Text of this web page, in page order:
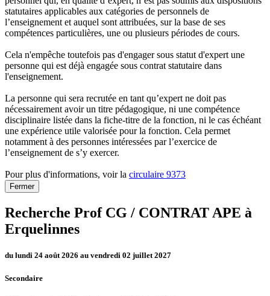
statutaires applicables aux catégories de personnels de
l’enseignement et auquel sont attribuées, sur la base de ses
compétences particulières, une ou plusieurs périodes de cours.
Cela n'empêche toutefois pas d'engager sous statut d'expert une
personne qui est déjà engagée sous contrat statutaire dans
l'enseignement.
La personne qui sera recrutée en tant qu’expert ne doit pas
nécessairement avoir un titre pédagogique, ni une compétence
disciplinaire listée dans la fiche-titre de la fonction, ni le cas échéant
une expérience utile valorisée pour la fonction. Cela permet
notamment à des personnes intéressées par l’exercice de
l’enseignement de s’y exercer.
Pour plus d'informations, voir la circulaire 9373
Fermer
Recherche Prof CG / CONTRAT APE à
Erquelinnes
du lundi 24 août 2026 au vendredi 02 juillet 2027
Secondaire